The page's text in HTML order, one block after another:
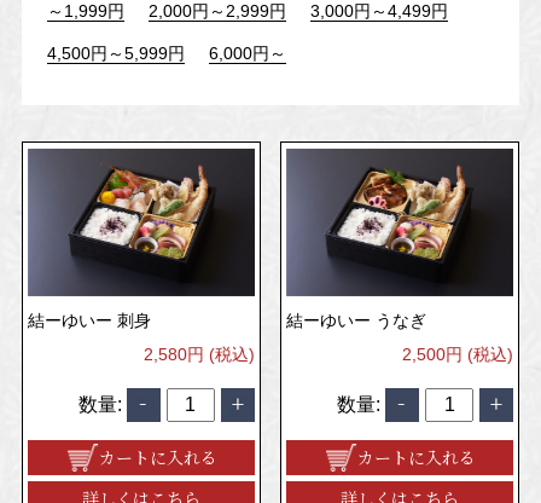
～1,999円 2,000円～2,999円 3,000円～4,499円
4,500円～5,999円 6,000円～
結ーゆいー 刺身
2,580円 (税込)
数量:
カートに入れる
詳しくはこちら
結ーゆいー うなぎ
2,500円 (税込)
数量:
カートに入れる
詳しくはこちら